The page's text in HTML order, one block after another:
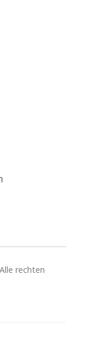
rechten